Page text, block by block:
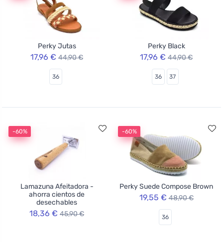
Perky Jutas
17,96 € 44,90 €
36
Perky Black
17,96 € 44,90 €
36 37
-60%
Lamazuna Afeitadora -
ahorra cientos de
desechables
18,36 € 45,90 €
-60%
Perky Suede Compose Brown
19,55 € 48,90 €
36